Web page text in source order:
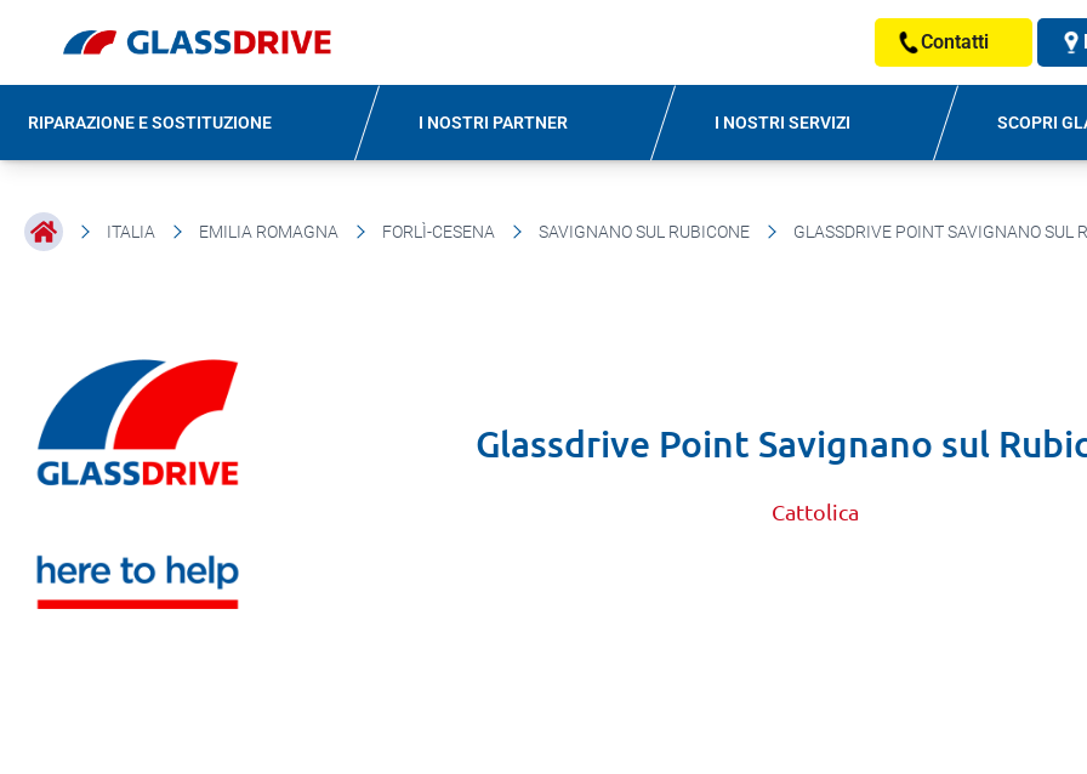
Contatti
RIPARAZIONE E SOSTITUZIONE I NOSTRI PARTNER I NOSTRI SERVIZI SCOPRI
ITALIA EMILIA ROMAGNA FORLÌ-CESENA SAVIGNANO SUL RUBICONE GLASSDRIVE POINT SAVIGNANO SUL
Glassdrive Point Savignano sul
Cattolica